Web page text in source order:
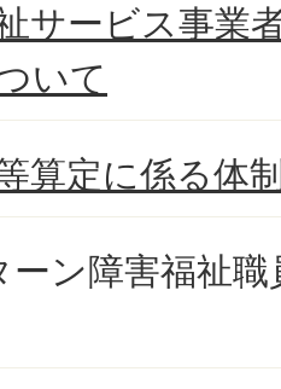
サービス事業
いて
算定に係る体
ーン障害福祉